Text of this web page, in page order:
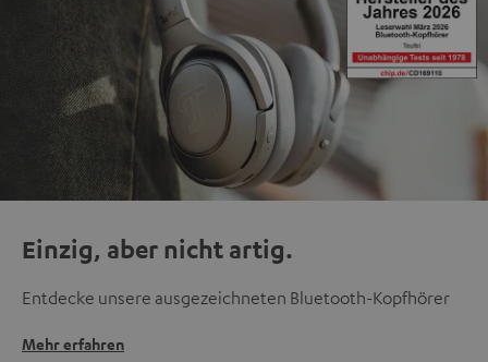
Einzig, aber nicht artig.
Entdecke unsere ausgezeichneten Bluetooth-Kopfhörer
Mehr erfahren